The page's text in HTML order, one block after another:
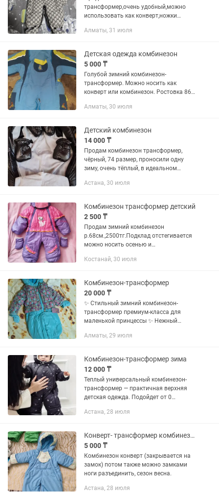
трансформер,очень удобный,можно
использовать как конверт,ножки
получить полноценный комбинезон с
комплекте.Производство...
Алматы, 31 июля
Детская одежда комбинезон
5 000 ₸
Голубой зимний комбинезон-
трансформер. Можно носить как
конверт или комбинезон. Ростовка 86
В комплекте варежки для ножек и
Алматы, 30 июля
Детский комбинезон
14 000 ₸
Продам комбинезон трансформер,
чёрный, 74 размер, проносили одну
зиму, очень тёплый, в идеальном
месяцев. Комбинезон превращается в
Астана, 30 июля
Комбинезон трансформер детский
2 500 ₸
Продам зимний комбинезон
р.68см.,2500тг.Подклад отстегивается
можно носить осенью и
комплекте варежки,пинетки.Р-он
Костанай, 30 июля
Комбинезон-трансформер
20 000 ₸
✨ Стильный зимний комбинезон-
трансформер премиум-класса для
маленькой принцессы ✨ Нежный
изысканным дизайнерским принтом
милым и...
Алматы, 29 июля
Комбинезон-трансформер зима
12 000 ₸
Теплый универсальный комбинезон-
трансформер — практичная верхняя
детская одежда. Подойдет от 0
простых вещей, превращаясь из
в...
Астана, 28 июля
Конверт- трансформер комбинезон
5 000 ₸
Комбинезон конверт (закрывается на
замок) потом также можно замками
ноги разъединить, сезон весна.
Астана, 28 июля